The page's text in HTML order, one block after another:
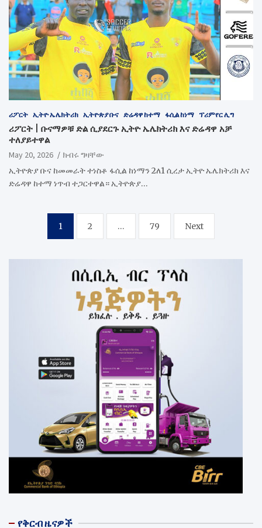
ሪፖርት ኢትዮ ኤሌክትሪክ ኢትዮጵያ ቡና ድሬዳዋ ከተማ ፋሲል ከነማ ፕሪምየር ሊግ
ሪፖርት | ቡናማዎቹ ድል ሲያደርጉ ኢትዮ ኤሌክትሪክ እና ድሬዳዋ አቻ
ተለያይተዋል
May 20, 2026
ክብሩ ግዛቸው
ኢትዮጵያ ቡና ከመመራት ተነስቶ ፋሲል ከነማን 2ለ1 ሲረታ ኢትዮ ኤሌክትሪክ እና
ድሬዳዋ ከተማ ነጥብ ተጋርተዋል። ኢትዮጵያ…
pagination
1 2 … 79 Next
የቅርብ ዜናዎች